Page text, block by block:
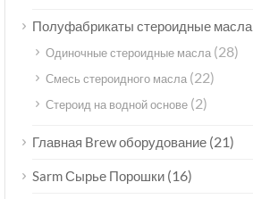
Полуфабрикаты стероидные масла
Одиночные стероидные масла (28)
Смесь стероидного масла (22)
Стероид на водной основе (2)
Главная Brew оборудование (21)
Sarm Сырье Порошки (16)